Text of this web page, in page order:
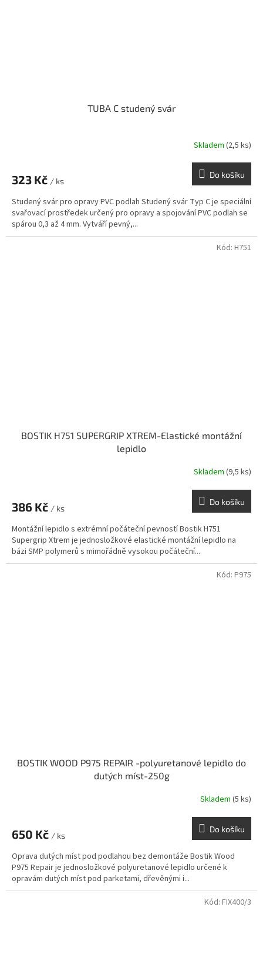
TUBA C studený svár
Skladem (2,5 ks)
323 Kč / ks
Do košíku
Studený svár pro opravy PVC podlah Studený svár Typ C je speciální
svařovací prostředek určený pro opravy a spojování PVC podlah se
spárou 0,3 až 4 mm. Vytváří pevný,...
BOSTIK H751 SUPERGRIP XTREM-Elastické montážní
lepidlo
Skladem (9,5 ks)
386 Kč / ks
Do košíku
Montážní lepidlo s extrémní počáteční pevností Bostik H751
Supergrip Xtrem je jednosložkové elastické montážní lepidlo na
bázi SMP polymerů s mimořádně vysokou počáteční...
Kód: H751
BOSTIK WOOD P975 REPAIR -polyuretanové lepidlo do
dutých míst-250g
Skladem (5 ks)
650 Kč / ks
Do košíku
Oprava dutých míst pod podlahou bez demontáže Bostik Wood
P975 Repair je jednosložkové polyuretanové lepidlo určené k
opravám dutých míst pod parketami, dřevěnými i...
Kód: P975
Kód: FIX400/3